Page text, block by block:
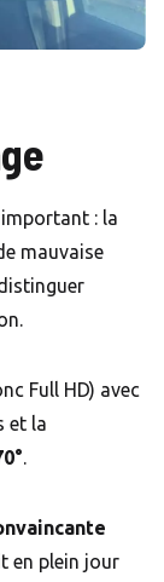
: la
mauvaise
Full HD) avec
et la
.
en plein jour